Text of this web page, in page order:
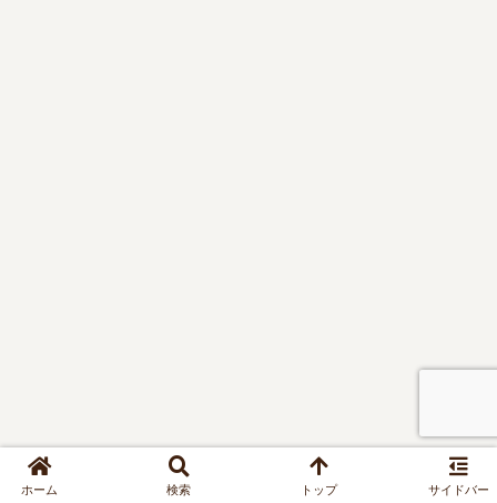
ホーム 検索 トップ サイドバー